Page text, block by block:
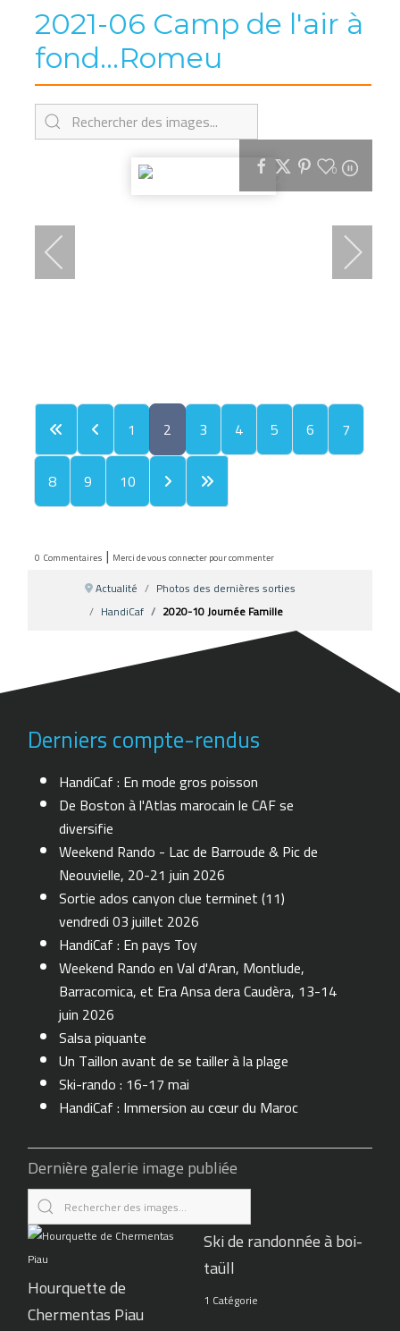
2021-06 Camp de l'air à
fond...Romeu
0
1 2 3 4 5 6
7
8
9 10
0 Commentaires | Merci de vous connecter pour commenter
Actualité
Photos des dernières sorties
HandiCaf
2020-10 Journée Famille
Derniers compte-rendus
HandiCaf : En mode gros poisson
De Boston à l'Atlas marocain le CAF se
diversifie
Weekend Rando - Lac de Barroude & Pic de
Neouvielle, 20-21 juin 2026
Sortie ados canyon clue terminet (11)
vendredi 03 juillet 2026
HandiCaf : En pays Toy
Weekend Rando en Val d'Aran, Montlude,
Barracomica, et Era Ansa dera Caudèra, 13-14
juin 2026
Salsa piquante
Un Taillon avant de se tailler à la plage
Ski-rando : 16-17 mai
HandiCaf : Immersion au cœur du Maroc
Dernière galerie image publiée
Hourquette de
Chermentas Piau
Ski de randonnée à boi-
taüll
1 Catégorie